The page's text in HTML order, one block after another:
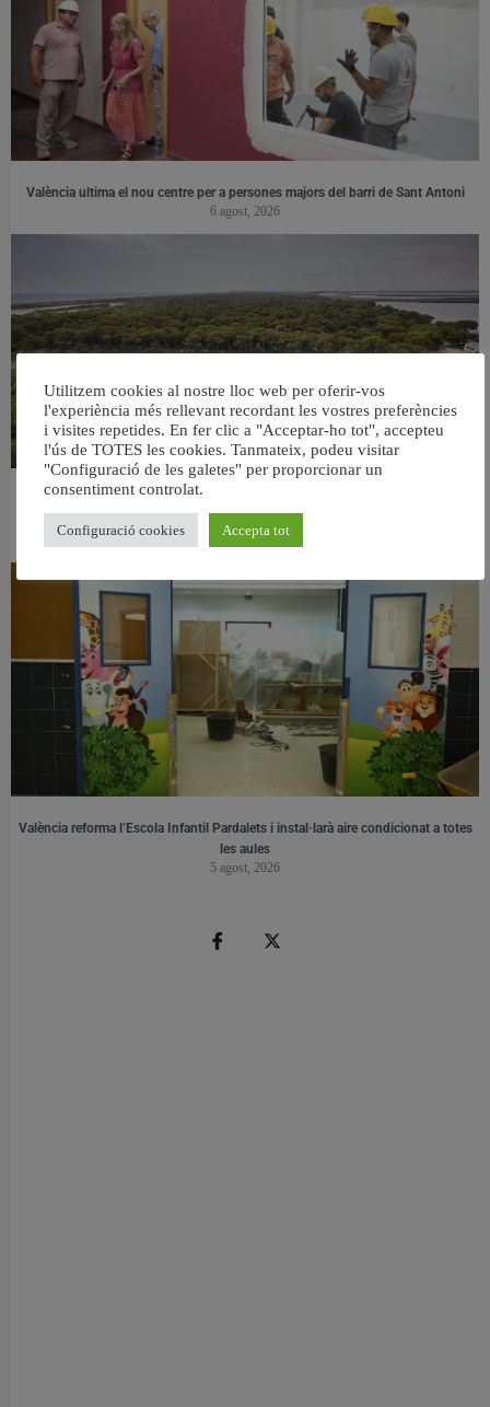
València ultima el nou centre per a persones majors del barri de Sant Antoni
6 agost, 2026
València retira prop de 15.000 litres de residus de la Devesa durant el mes de
6 agost, 2026
València reforma l’Escola Infantil Pardalets i instal·larà aire condicionat a totes
les aules
5 agost, 2026
Utilitzem cookies al nostre lloc web per oferir-vos
l'experiència més rellevant recordant les vostres preferències
i visites repetides. En fer clic a "Acceptar-ho tot", accepteu
l'ús de TOTES les cookies. Tanmateix, podeu visitar
"Configuració de les galetes" per proporcionar un
consentiment controlat.
Configuració cookies Accepta tot